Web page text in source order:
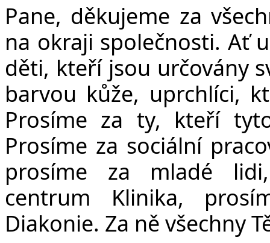
Pane, děkujeme za
na okraji společnosti. Ať
děti, kteří jsou určovány
barvou kůže, uprchlíci,
Prosíme za ty, kteří
Prosíme za sociální
prosíme za mladé
centrum Klinika,
Diakonie. Za ně všechny